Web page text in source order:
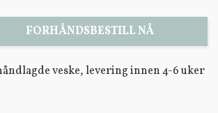
FORHÅNDSBESTILL NÅ
veske, levering innen 4-6 uker